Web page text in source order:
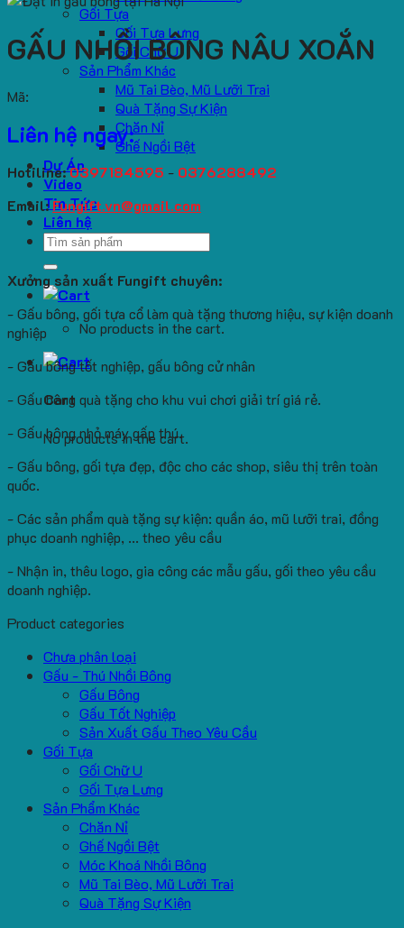
Gối Tựa
Gối Tựa Lưng
Gối Chữ U
Sản Phẩm Khác
Mũ Tai Bèo, Mũ Lưỡi Trai
Quà Tặng Sự Kiện
Chăn Nỉ
Ghế Ngồi Bệt
Dự Án
Video
Tin Tức
Liên hệ
Search
No products in the cart.
Cart
No products in the cart.
GẤU NHỒI BÔNG NÂU XOẮN
Mã:
Liên hệ ngay:
Hotiline:0397184595 - 0376288492
Email:Fungift.vn@gmail.com
Xưởng sản xuất Fungift chuyên:
- Gấu bông, gối tựa cổ làm quà tặng thương hiệu, sự kiện doanh
nghiệp
- Gấu bông tốt nghiệp, gấu bông cử nhân
- Gấu bông quà tặng cho khu vui chơi giải trí giá rẻ.
- Gấu bông nhỏ máy gấp thú.
- Gấu bông, gối tựa đẹp, độc cho các shop, siêu thị trên toàn
quốc.
- Các sản phẩm quà tặng sự kiện: quần áo, mũ lưỡi trai, đồng
phục doanh nghiệp, ... theo yêu cầu
- Nhận in, thêu logo, gia công các mẫu gấu, gối theo yêu cầu
doanh nghiệp.
Product categories
Chưa phân loại
Gấu - Thú Nhồi Bông
Gấu Bông
Gấu Tốt Nghiệp
Sản Xuất Gấu Theo Yêu Cầu
Gối Tựa
Gối Chữ U
Gối Tựa Lưng
Sản Phẩm Khác
Chăn Nỉ
Ghế Ngồi Bệt
Móc Khoá Nhồi Bông
Mũ Tai Bèo, Mũ Lưỡi Trai
Quà Tặng Sự Kiện